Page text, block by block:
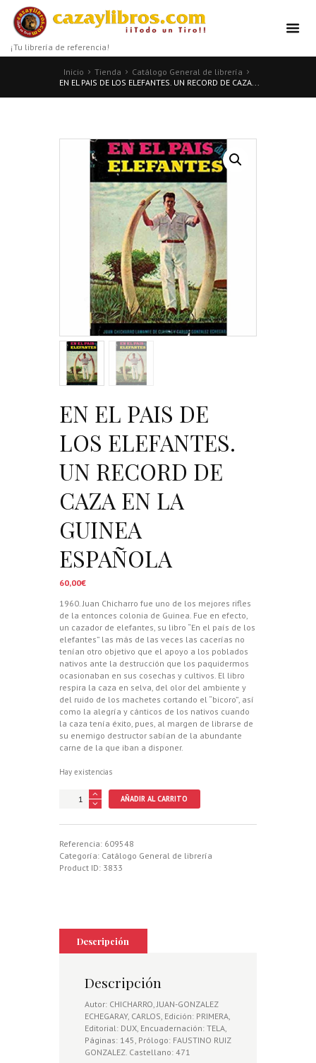
¡Tu librería de referencia!
Inicio Tienda
Catálogo General de librería
EN EL PAIS DE LOS ELEFANTES. UN RECORD DE CAZA...
EN EL PAIS DE
LOS ELEFANTES.
UN RECORD DE
CAZA EN LA
GUINEA
ESPAÑOLA
60,00€
1960. Juan Chicharro fue uno de los mejores rifles
de la entonces colonia de Guinea. Fue en efecto,
un cazador de elefantes, su libro “En el país de los
elefantes” las más de las veces las cacerías no
tenían otro objetivo que el apoyo a los poblados
nativos ante la destrucción que los paquidermos
ocasionaban en sus cosechas y cultivos. El libro
respira la caza en selva, del olor del ambiente y
del ruido de los machetes cortando el “bicoro”, así
como la alegría y cánticos de los nativos cuando
la caza tenía éxito, pues, al margen de librarse de
su enemigo destructor sabían de la abundante
carne de la que iban a disponer.
Hay existencias
LOS
ELEFANTES.
UN
LA
GUINEA
ESPAÑOLA
AÑADIR AL CARRITO
Referencia: 609548
Categoría: Catálogo General de librería
Product ID: 3833
Descripción
Descripción
Autor: CHICHARRO, JUAN-GONZALEZ
ECHEGARAY, CARLOS, Edición: PRIMERA,
Editorial: DUX, Encuadernación: TELA,
Páginas: 145, Prólogo: FAUSTINO RUIZ
GONZALEZ. Castellano: 471